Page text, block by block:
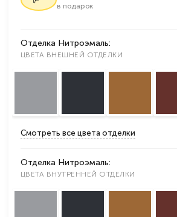
в подарок
Отделка Нитроэмаль:
ЦВЕТА ВНЕШНЕЙ ОТДЕЛКИ
Смотреть все цвета отделки
Отделка Нитроэмаль:
ЦВЕТА ВНУТРЕННЕЙ ОТДЕЛКИ